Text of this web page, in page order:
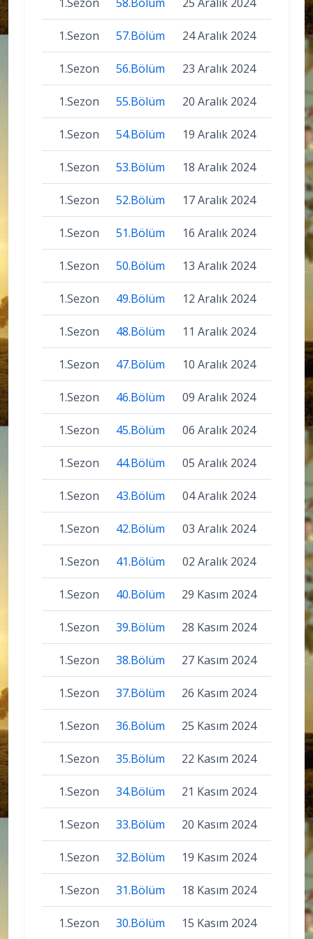
1.Sezon 57.Bölüm 24 Aralık 2024
1.Sezon 56.Bölüm 23 Aralık 2024
1.Sezon 55.Bölüm 20 Aralık 2024
1.Sezon 54.Bölüm 19 Aralık 2024
1.Sezon 53.Bölüm 18 Aralık 2024
1.Sezon 52.Bölüm 17 Aralık 2024
1.Sezon 51.Bölüm 16 Aralık 2024
1.Sezon 50.Bölüm 13 Aralık 2024
1.Sezon 49.Bölüm 12 Aralık 2024
1.Sezon 48.Bölüm 11 Aralık 2024
1.Sezon 47.Bölüm 10 Aralık 2024
1.Sezon 46.Bölüm 09 Aralık 2024
1.Sezon 45.Bölüm 06 Aralık 2024
1.Sezon 44.Bölüm 05 Aralık 2024
1.Sezon 43.Bölüm 04 Aralık 2024
1.Sezon 42.Bölüm 03 Aralık 2024
1.Sezon 41.Bölüm 02 Aralık 2024
1.Sezon 40.Bölüm 29 Kasım 2024
1.Sezon 39.Bölüm 28 Kasım 2024
1.Sezon 38.Bölüm 27 Kasım 2024
1.Sezon 37.Bölüm 26 Kasım 2024
1.Sezon 36.Bölüm 25 Kasım 2024
1.Sezon 35.Bölüm 22 Kasım 2024
1.Sezon 34.Bölüm 21 Kasım 2024
1.Sezon 33.Bölüm 20 Kasım 2024
1.Sezon 32.Bölüm 19 Kasım 2024
1.Sezon 31.Bölüm 18 Kasım 2024
1.Sezon 30.Bölüm 15 Kasım 2024